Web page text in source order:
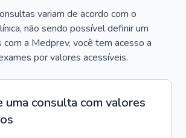
variam de acordo com o
não sendo possível definir um
a Medprev, você tem acesso a
por valores acessíveis.
uma consulta com valores